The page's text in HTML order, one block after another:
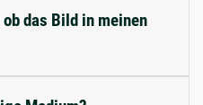
das Bild in meinen